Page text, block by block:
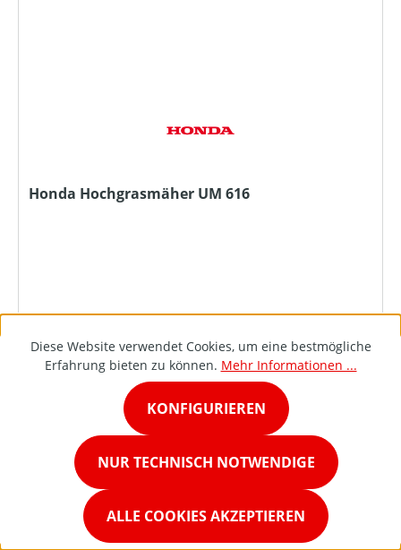
Honda Hochgrasmäher UM 616
DETAILS
Diese Website verwendet Cookies, um eine bestmögliche
Erfahrung bieten zu können. Mehr Informationen ...
NUR TECHNISCH NOTWENDIGE
KONFIGURIEREN
ALLE COOKIES AKZEPTIEREN